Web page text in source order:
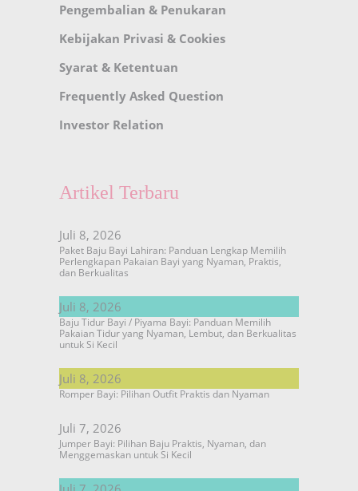
Pengembalian & Penukaran
Kebijakan Privasi & Cookies
Syarat & Ketentuan
Frequently Asked Question
Investor Relation
Artikel Terbaru
Juli 8, 2026
Paket Baju Bayi Lahiran: Panduan Lengkap Memilih
Perlengkapan Pakaian Bayi yang Nyaman, Praktis,
dan Berkualitas
Juli 8, 2026
Baju Tidur Bayi / Piyama Bayi: Panduan Memilih
Pakaian Tidur yang Nyaman, Lembut, dan Berkualitas
untuk Si Kecil
Juli 8, 2026
Romper Bayi: Pilihan Outfit Praktis dan Nyaman
Juli 7, 2026
Jumper Bayi: Pilihan Baju Praktis, Nyaman, dan
Menggemaskan untuk Si Kecil